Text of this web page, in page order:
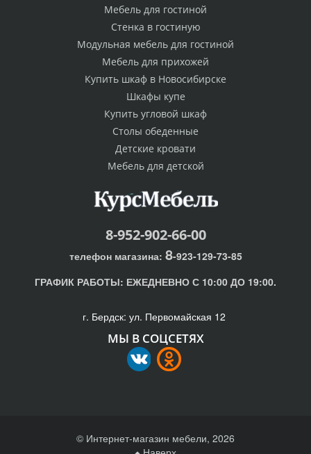
Мебель для гостиной
Стенка в гостиную
Модульная мебель для гостиной
Мебель для прихожей
Купить шкаф в Новосибирске
Шкафы купе
Купить угловой шкаф
Столы обеденные
Детские кровати
Мебель для детской
8-952-902-66-00
телефон магазина: 8-923-129-73-85
ГРАФИК РАБОТЫ: ЕЖЕДНЕВНО С 10:00 ДО 19:00.
г. Бердск: ул. Первомайская 12
МЫ В СОЦСЕТЯХ
© Интернет-магазин мебели, 2026